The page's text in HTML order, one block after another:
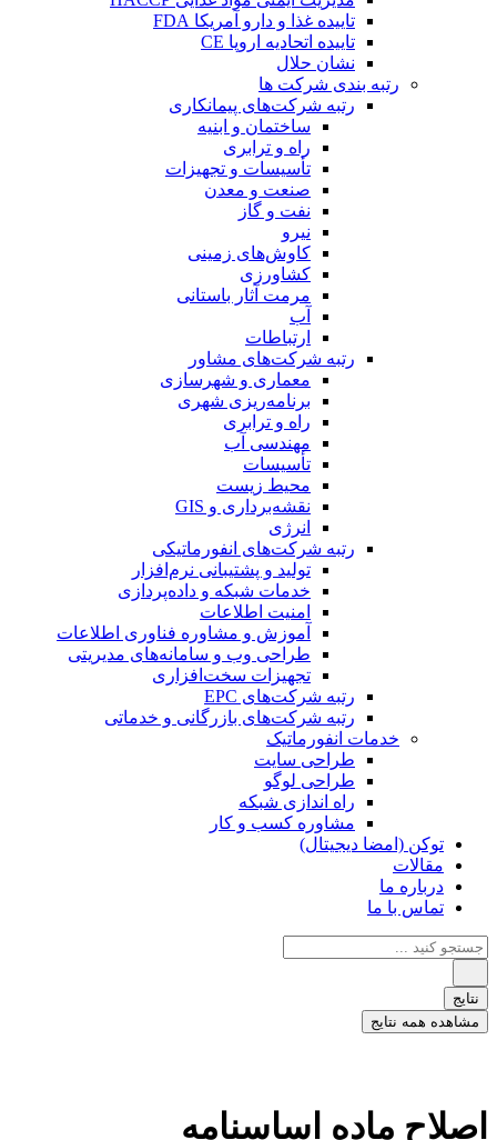
تاییده غذا و دارو آمریکا FDA
تاییده اتحادیه اروپا CE
نشان حلال
رتبه بندی شرکت ها
رتبه شرکت‌های پیمانکاری
ساختمان و ابنیه
راه و ترابری
تأسیسات و تجهیزات
صنعت و معدن
نفت و گاز
نیرو
کاوش‌های زمینی
کشاورزی
مرمت آثار باستانی
آب
ارتباطات
رتبه شرکت‌های مشاور
معماری و شهرسازی
برنامه‌ریزی شهری
راه و ترابری
مهندسی آب
تأسیسات
محیط زیست
نقشه‌برداری و GIS
انرژی
رتبه شرکت‌های انفورماتیکی
تولید و پشتیبانی نرم‌افزار
خدمات شبکه و داده‌پردازی
امنیت اطلاعات
آموزش و مشاوره فناوری اطلاعات
طراحی وب و سامانه‌های مدیریتی
تجهیزات سخت‌افزاری
رتبه شرکت‌های EPC
رتبه شرکت‌های بازرگانی و خدماتی
خدمات انفورماتیک
طراحی سایت
طراحی لوگو
راه اندازی شبکه
مشاوره کسب و کار
توکن (امضا دیجیتال)
مقالات
درباره ما
تماس با ما
جستجو
...
نتایج
مشاهده همه نتایج
اصلاح ماده‌ اساسنامه